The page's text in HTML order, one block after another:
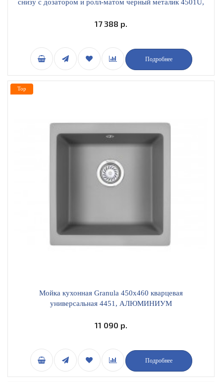
снизу с дозатором и ролл-матом черный металик 4501U,
17 388 р.
Подробнее
Мойка кухонная Granula 450х460 кварцевая
универсальная 4451, АЛЮМИНИУМ
11 090 р.
Подробнее
Top